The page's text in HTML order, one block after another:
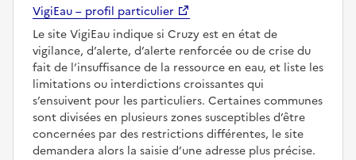
VigiEau – profil particulier
Le site VigiEau indique si Cruzy est en état de
vigilance, d’alerte, d’alerte renforcée ou de crise du
fait de l’insuffisance de la ressource en eau, et liste les
limitations ou interdictions croissantes qui
s’ensuivent pour les particuliers. Certaines communes
sont divisées en plusieurs zones susceptibles d’être
concernées par des restrictions différentes, le site
demandera alors la saisie d’une adresse plus précise.